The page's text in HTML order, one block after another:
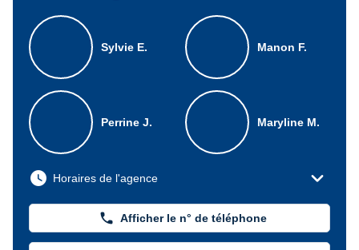
Sylvie E. Manon F.
Perrine J. Maryline M.
watch_later Horaires de l'agence expand_more
phone Afficher le n° de téléphone